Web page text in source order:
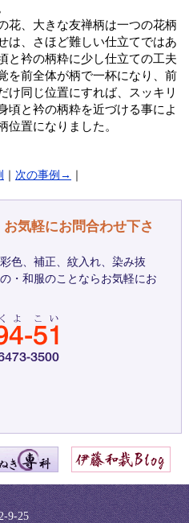
花、大きな友禅柄は一つの花柄
は、さほど難しい仕立てではあ
と衿の柄粋に少し仕立ての工夫
を前全体が柄で一杯になり、前
け同じ位置にすれば、スッキリ
頃と衿の柄粋を近づける事によ
位置になりました。
次の事例→
気軽にお問合わせ下さ
色、補正、紋入れ、染み抜
・和服のことならお気軽にお
9-25